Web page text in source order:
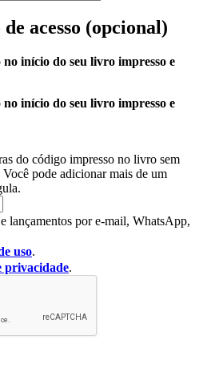
acesso (opcional)
no início do seu livro impresso e
no início do seu livro impresso e
do código impresso no livro sem
pode adicionar mais de um
lançamentos por e-mail, WhatsApp,
uso.
privacidade.